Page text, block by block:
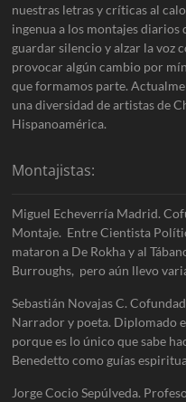
nuestras letras y críticas al
ingenua a los montajes
guardar silencio y alzar la voz
provocar algún cambio por
que formamos parte.
una diversidad de artistas de
Hispanoamérica.
Montajistas:
Miguel Echeverría Madrid.
Montaje. Entre Cientista
mataron a De Rokha y al
Burroughs, pero aún llevo
Sebastián Novajas C.
Narrador y poeta. Diplomado
porque es lo único que sabe
Benedetto como guías
Jorge Cocio Sepúlveda.